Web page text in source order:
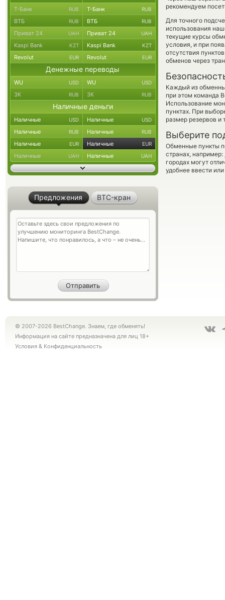
рекомендуем
Для точного
использования
текущие курсы
условия, и при
отсутствия
обменов через
Каждый из
при этом команда
Использование
пунктах. При
размер резервов и
Выберите
Обменные пункты
странах, например:
городах могут
удобнее ввести
Т-Банк RUB Т-Банк RUB
ВТБ RUB ВТБ RUB
Приват 24 UAH Приват 24 UAH
Kaspi Bank KZT Kaspi Bank KZT
Revolut EUR Revolut EUR
Денежные переводы
WU USD WU USD
ЗК RUB ЗК RUB
Наличные деньги
Наличные USD Наличные USD
Наличные RUB Наличные RUB
Наличные EUR Наличные EUR
Наличные UAH Наличные UAH
Предложения BTC-кран
© 2007-2026 BestChange. Знаем, где обменять!
Информация на сайте предназначена для лиц 18+
Условия & Конфиденциальность